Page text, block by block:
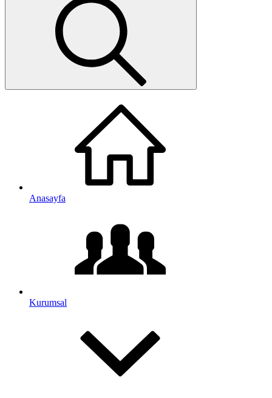
Anasayfa
Kurumsal